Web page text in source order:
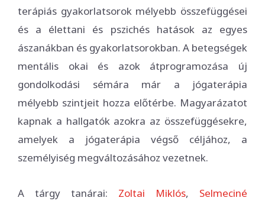
terápiás gyakorlatsorok mélyebb összefüggései
és a élettani és pszichés hatások az egyes
ászanákban és gyakorlatsorokban. A betegségek
mentális okai és azok átprogramozása új
gondolkodási sémára már a jógaterápia
mélyebb szintjeit hozza előtérbe. Magyarázatot
kapnak a hallgatók azokra az összefüggésekre,
amelyek a jógaterápia végső céljához, a
személyiség megváltozásához vezetnek.
A tárgy tanárai: Zoltai Miklós, Selmeciné